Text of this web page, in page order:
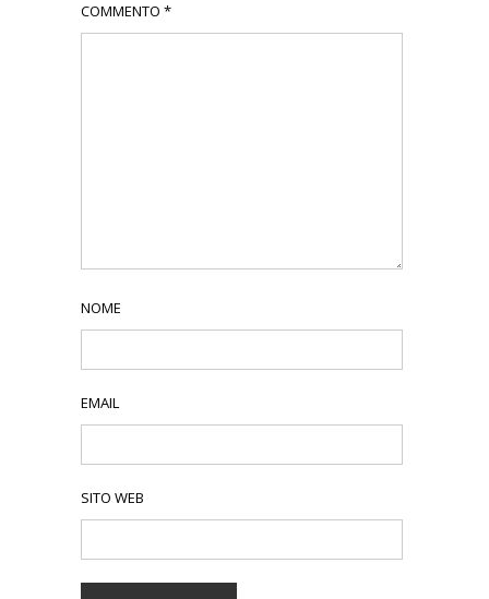
COMMENTO *
NOME
EMAIL
SITO WEB